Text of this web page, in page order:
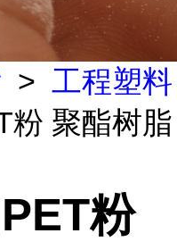
> 工程塑料
粉 聚酯树脂
粉